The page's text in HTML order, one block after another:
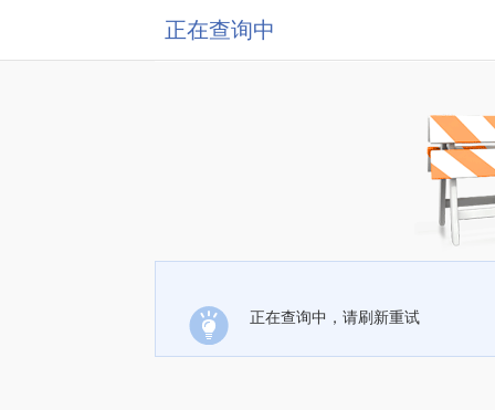
正在查询中
正在查询中，请刷新重试